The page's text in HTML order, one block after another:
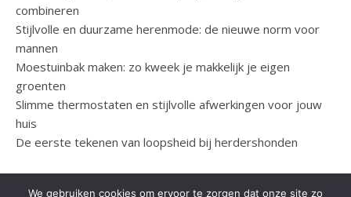
combineren
Stijlvolle en duurzame herenmode: de nieuwe norm voor
mannen
Moestuinbak maken: zo kweek je makkelijk je eigen
groenten
Slimme thermostaten en stijlvolle afwerkingen voor jouw
huis
De eerste tekenen van loopsheid bij herdershonden
We gebruiken cookies om ervoor te zorgen dat onze site zo